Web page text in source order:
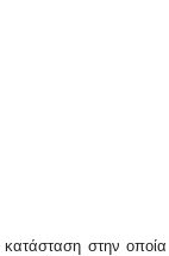
στην οποία